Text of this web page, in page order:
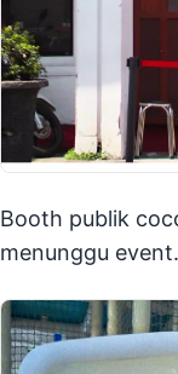
Booth publik
menunggu event.